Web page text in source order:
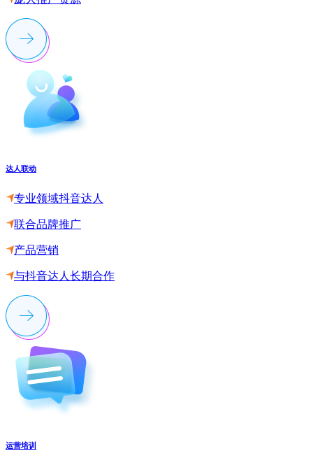
达人联动
专业领域抖音达人
联合品牌推广
产品营销
与抖音达人长期合作
运营培训